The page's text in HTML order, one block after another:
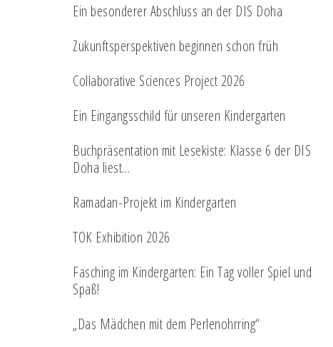
Ein besonderer Abschluss an der DIS Doha
Zukunftsperspektiven beginnen schon früh
Collaborative Sciences Project 2026
Ein Eingangsschild für unseren Kindergarten
Buchpräsentation mit Lesekiste: Klasse 6 der DIS
Doha liest…
Ramadan-Projekt im Kindergarten
TOK Exhibition 2026
Fasching im Kindergarten: Ein Tag voller Spiel und
Spaß!
„Das Mädchen mit dem Perlenohrring“